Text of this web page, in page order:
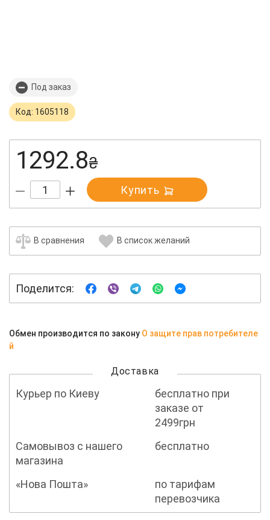
Под заказ
Код: 1605118
1292.8₴
Купить
В сравнения В список желаний
Поделится:
Обмен производится по закону О защите прав потребителе
й
Доставка
Курьер по Киеву
бесплатно при
заказе от
2499грн
Самовывоз с нашего
магазина
бесплатно
«Нова Пошта»
по тарифам
перевозчика